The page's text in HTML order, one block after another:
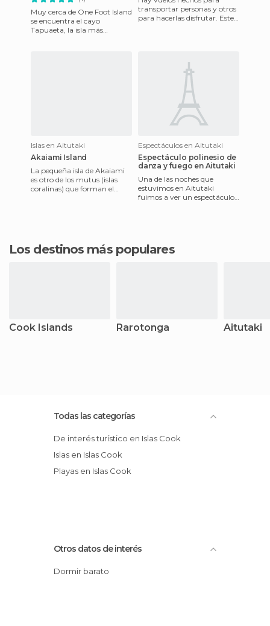
Muy cerca de One Foot Island
se encuentra el cayo
Tapuaeta, la isla más
transportar personas y otros
para hacerlas disfrutar. Este
Islas en Aitutaki
Akaiami Island
La pequeña isla de Akaiami
es otro de los mutus (islas
coralinas) que forman el
Espectáculos en Aitutaki
Espectáculo polinesio de
danza y fuego en Aitutaki
Una de las noches que
estuvimos en Aitutaki
fuimos a ver un espectáculo
Los destinos más populares
Cook Islands Rarotonga Aitutaki
Todas las categorías
De interés turístico en Islas Cook
Islas en Islas Cook
Playas en Islas Cook
Otros datos de interés
Dormir barato